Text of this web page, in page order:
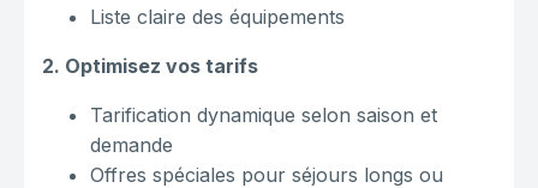
Liste claire des équipements
2. Optimisez vos tarifs
Tarification dynamique selon saison et
demande
Offres spéciales pour séjours longs ou